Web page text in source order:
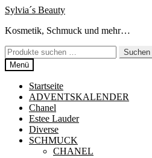
Zur
springen
Zum
springen
Sylvia´s Beauty
Kosmetik, Schmuck und mehr…
Suchen
nach:
Suchen
Menü
Startseite
ADVENTSKALENDER
Chanel
Estee Lauder
Diverse
SCHMUCK
CHANEL